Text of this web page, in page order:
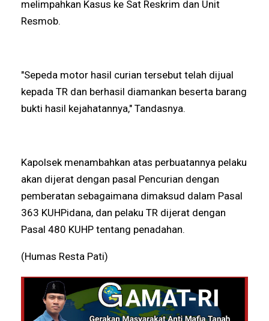
melimpahkan Kasus ke Sat Reskrim dan Unit
Resmob.
"Sepeda motor hasil curian tersebut telah dijual
kepada TR dan berhasil diamankan beserta barang
bukti hasil kejahatannya," Tandasnya.
Kapolsek menambahkan atas perbuatannya pelaku
akan dijerat dengan pasal Pencurian dengan
pemberatan sebagaimana dimaksud dalam Pasal
363 KUHPidana, dan pelaku TR dijerat dengan
Pasal 480 KUHP tentang penadahan.
(Humas Resta Pati)